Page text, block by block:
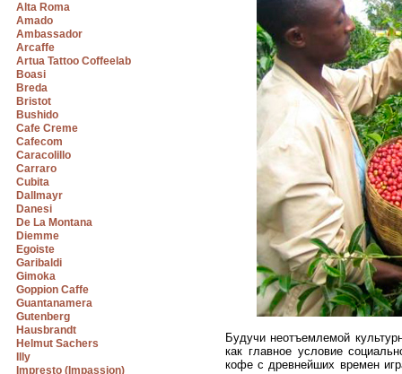
Alta Roma
Amado
Ambassador
Arcaffe
Artua Tattoo Coffeelab
Boasi
Breda
Bristot
Bushido
Cafe Creme
Cafecom
Caracolillo
Carraro
Cubita
Dallmayr
Danesi
De La Montana
Diemme
Egoiste
Garibaldi
Gimoka
Goppion Caffe
Guantanamera
Gutenberg
Hausbrandt
Helmut Sachers
Illy
Impresto (Impassion)
Будучи неотъемлемой
как главное условие
кофе с древнейших времен